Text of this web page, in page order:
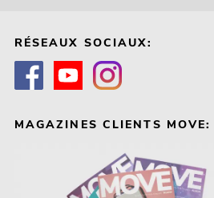
RÉSEAUX SOCIAUX:
MAGAZINES CLIENTS MOVE: